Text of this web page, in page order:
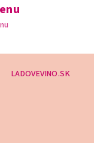
LADOVEVINO.SK